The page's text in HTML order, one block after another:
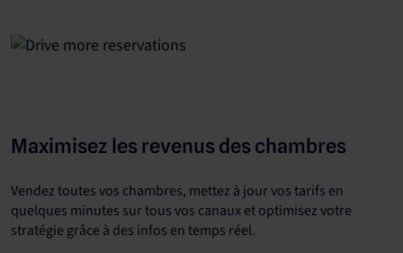
Maximisez les revenus des chambres
Vendez toutes vos chambres, mettez à jour vos tarifs en
quelques minutes sur tous vos canaux et optimisez votre
stratégie grâce à des infos en temps réel.